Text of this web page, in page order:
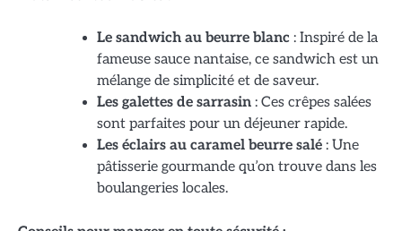
Le sandwich au beurre blanc : Inspiré de la
fameuse sauce nantaise, ce sandwich est un
mélange de simplicité et de saveur.
Les galettes de sarrasin : Ces crêpes salées
sont parfaites pour un déjeuner rapide.
Les éclairs au caramel beurre salé : Une
pâtisserie gourmande qu’on trouve dans les
boulangeries locales.